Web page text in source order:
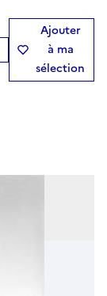
Ajouter
à ma
sélection